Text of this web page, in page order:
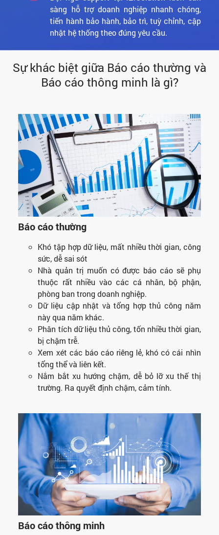
sàng hỗ trợ doanh nghiệp nhanh chóng,
tiến hành bảo hành, bảo trì, tuỳ chỉnh, cập
nhật hệ thống theo đúng yêu cầu.
Sự khác biệt giữa Báo cáo thường và
Báo cáo thông minh là gì?
Báo cáo thường
Khó tập hợp dữ liệu, mất nhiều thời gian, công
sức, dễ sai sót
Nhà quản trị muốn có được báo cáo sẽ phụ
thuộc rất nhiều vào các cá nhân, bộ phận,
phòng ban trong doanh nghiệp.
Dữ liệu cập nhật và tổng hợp thủ công năm
này qua năm khác.
Phân tích dữ liệu thủ công, tốn nhiều thời gian,
bị chậm trễ.
Xem xét các báo cáo riêng lẻ, khó có cái nhìn
tổng thể và liên kết.
Nắm bắt xu hướng chậm, dễ bỏ lỡ xu thế thị
trường. Ra quyết định chậm, cảm tính.
Báo cáo thông minh